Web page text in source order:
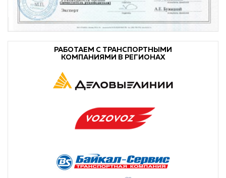
РАБОТАЕМ С ТРАНСПОРТНЫМИ
КОМПАНИЯМИ В РЕГИОНАХ